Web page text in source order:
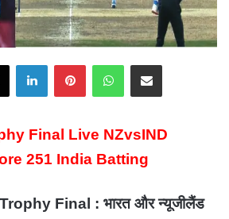
Final Live NZvsIND
251 India Batting
Final : भारत और न्यूजीलैंड